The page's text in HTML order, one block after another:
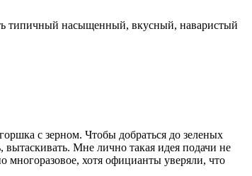
типичный насыщенный, вкусный, наваристый
с зерном. Чтобы добраться до зеленых
Мне лично такая идея подачи не
многоразовое, хотя официанты уверяли, что